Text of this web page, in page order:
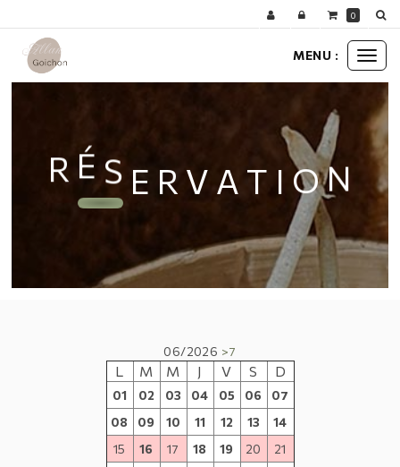
MENU :
R É S E R V A T I ON
06/2026 >7
L M M J V S D
01 02 03 04 05 06
07
08
09 10 11 12 13
14
15
16 17 18 19 20
21
0